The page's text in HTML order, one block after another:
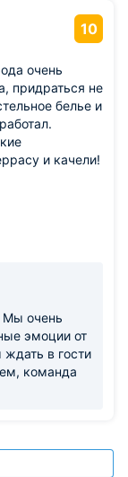
10
очень
придраться не
белье и
и качели!
Мы очень
эмоции от
в гости
команда